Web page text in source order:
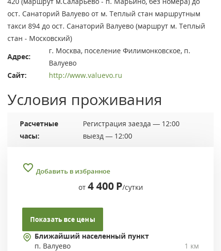
ост. Санаторий Валуево от м. Теплый стан маршрутным
такси 894 до ост. Санаторий Валуево (маршрут м. Теплый
стан - Московский)
Адрес:
г. Москва, поселение Филимонковское, п.
Валуево
Сайт:
http://www.valuevo.ru
Условия проживания
Расчетные
часы:
Регистрация заезда — 12:00
выезд — 12:00
Добавить в избранное
от 4 400 Р/сутки
Показать все цены
Ближайший населенный пункт
п. Валуево
1 км